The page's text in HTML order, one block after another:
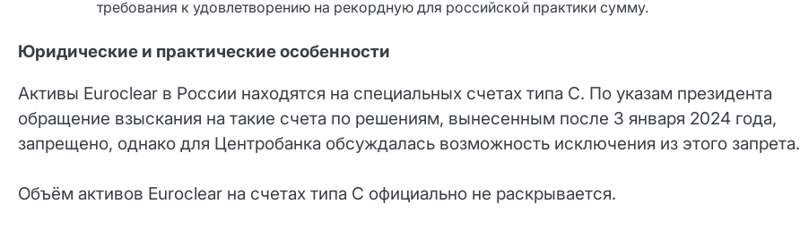
требования к удовлетворению на рекордную для российской практики сумму.
Юридические и практические особенности
Активы Euroclear в России находятся на специальных счетах типа С. По указам президента
обращение взыскания на такие счета по решениям, вынесенным после 3 января 2024 года,
запрещено, однако для Центробанка обсуждалась возможность исключения из этого запрета.
Объём активов Euroclear на счетах типа С официально не раскрывается.